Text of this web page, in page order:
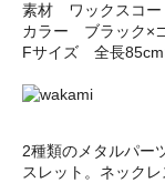
素材 ワックスコ
カラー ブラック×
Fサイズ 全長
2種類のメタルパー
スレット。ネックレ